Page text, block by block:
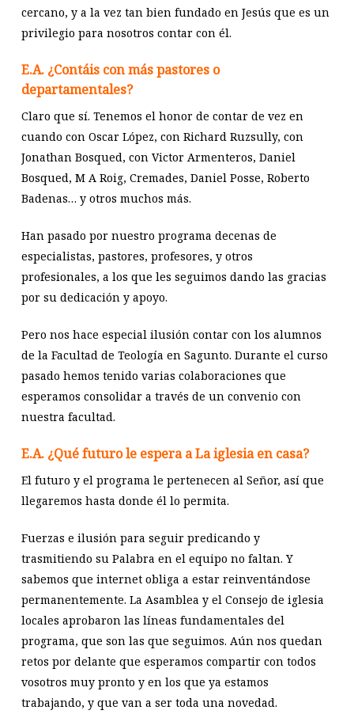
cercano, y a la vez tan bien fundado en Jesús que es un
privilegio para nosotros contar con él.
E.A. ¿Contáis con más pastores o
departamentales?
Claro que sí. Tenemos el honor de contar de vez en
cuando con Oscar López, con Richard Ruzsully, con
Jonathan Bosqued, con Victor Armenteros, Daniel
Bosqued, M A Roig, Cremades, Daniel Posse, Roberto
Badenas… y otros muchos más.
Han pasado por nuestro programa decenas de
especialistas, pastores, profesores, y otros
profesionales, a los que les seguimos dando las gracias
por su dedicación y apoyo.
Pero nos hace especial ilusión contar con los alumnos
de la Facultad de Teología en Sagunto. Durante el curso
pasado hemos tenido varias colaboraciones que
esperamos consolidar a través de un convenio con
nuestra facultad.
E.A. ¿Qué futuro le espera a La iglesia en casa?
El futuro y el programa le pertenecen al Señor, así que
llegaremos hasta donde él lo permita.
Fuerzas e ilusión para seguir predicando y
trasmitiendo su Palabra en el equipo no faltan. Y
sabemos que internet obliga a estar reinventándose
permanentemente. La Asamblea y el Consejo de iglesia
locales aprobaron las líneas fundamentales del
programa, que son las que seguimos. Aún nos quedan
retos por delante que esperamos compartir con todos
vosotros muy pronto y en los que ya estamos
trabajando, y que van a ser toda una novedad.